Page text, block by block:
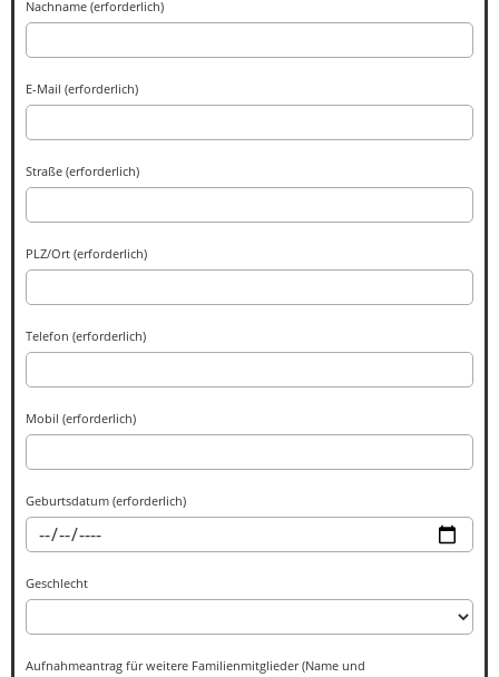
Nachname (erforderlich)
E-Mail (erforderlich)
Straße (erforderlich)
PLZ/Ort (erforderlich)
Telefon (erforderlich)
Mobil (erforderlich)
Geburtsdatum (erforderlich)
Geschlecht
Aufnahmeantrag für weitere Familienmitglieder (Name und